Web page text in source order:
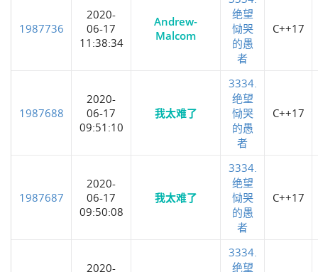
1987736
2020-
06-17
11:38:34
Andrew-
Malcom
绝望
恸哭
的愚
者
C++17
1987688
2020-
06-17
09:51:10
我太难了
3334.
绝望
恸哭
的愚
者
C++17
1987687
2020-
06-17
09:50:08
我太难了
3334.
绝望
恸哭
的愚
者
C++17
2020-
3334.
绝望